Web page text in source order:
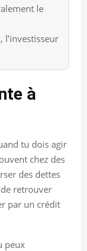
le
l’investisseur
à
tu dois agir
chez des
des dettes
retrouver
par un crédit
peux